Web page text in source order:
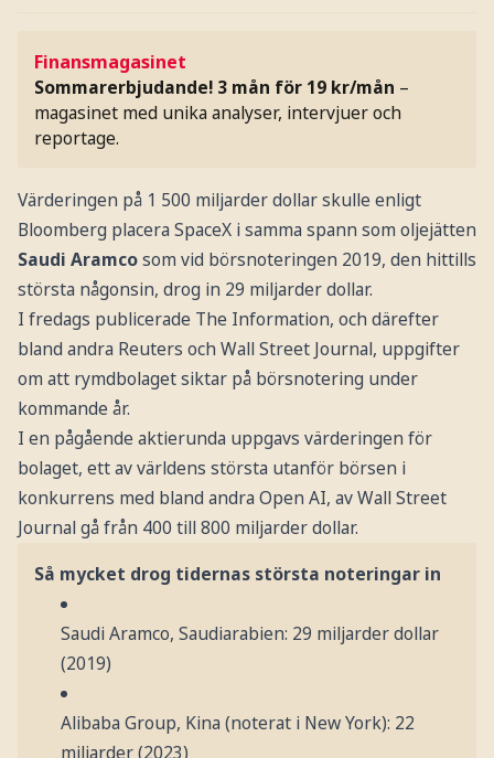
Finansmagasinet
Sommarerbjudande! 3 mån för 19 kr/mån –
magasinet med unika analyser, intervjuer och
reportage.
Värderingen på 1 500 miljarder dollar skulle enligt
Bloomberg placera SpaceX i samma spann som oljejätten
Saudi Aramcosom vid börsnoteringen 2019, den hittills
största någonsin, drog in 29 miljarder dollar.
I fredags publicerade The Information, och därefter
bland andra Reuters och Wall Street Journal, uppgifter
om att rymdbolaget siktar på börsnotering under
kommande år.
I en pågående aktierunda uppgavs värderingen för
bolaget, ett av världens största utanför börsen i
konkurrens med bland andra Open AI, av Wall Street
Journal gå från 400 till 800 miljarder dollar.
Så mycket drog tidernas största noteringar in
Saudi Aramco, Saudiarabien: 29 miljarder dollar
(2019)
Alibaba Group, Kina (noterat i New York): 22
miljarder (2023)